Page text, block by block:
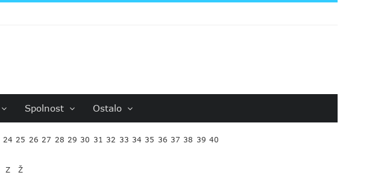
Spolnost Ostalo
24 25 26 27 28 29 30 31 32 33 34 35 36 37 38 39 40
Z Ž